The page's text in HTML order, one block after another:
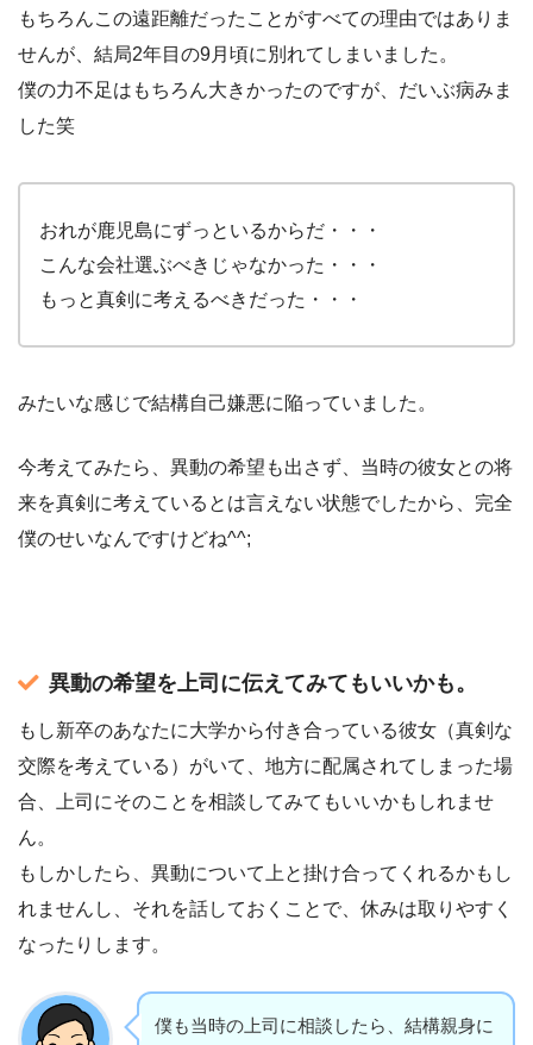
もちろんこの遠距離だったことがすべての理由ではありま
せんが、結局2年目の9月頃に別れてしまいました。
僕の力不足はもちろん大きかったのですが、だいぶ病みま
した笑
おれが鹿児島にずっといるからだ・・・
こんな会社選ぶべきじゃなかった・・・
もっと真剣に考えるべきだった・・・
みたいな感じで結構自己嫌悪に陥っていました。
今考えてみたら、異動の希望も出さず、当時の彼女との将
来を真剣に考えているとは言えない状態でしたから、完全
僕のせいなんですけどね^^;
異動の希望を上司に伝えてみてもいいかも。
もし新卒のあなたに大学から付き合っている彼女（真剣な
交際を考えている）がいて、地方に配属されてしまった場
合、上司にそのことを相談してみてもいいかもしれませ
ん。
もしかしたら、異動について上と掛け合ってくれるかもし
れませんし、それを話しておくことで、休みは取りやすく
なったりします。
僕も当時の上司に相談したら、結構親身に